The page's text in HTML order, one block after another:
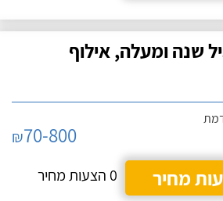
שנה ומעלה, אילוף
₪70-800
מחיר
0 הצעות מחיר